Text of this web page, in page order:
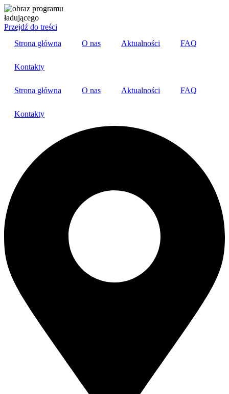
Przejdź do treści
Strona główna
O nas Aktualności FAQ
Kontakty
Strona główna O nas Aktualności FAQ
Kontakty